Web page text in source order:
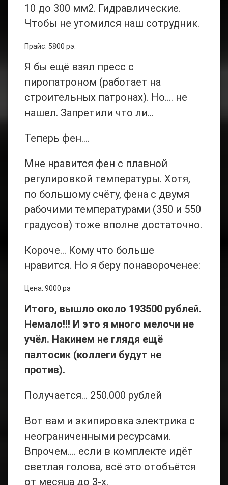
10 до 300 мм2. Гидравлические.
Чтобы не утомился наш сотрудник.
Прайс: 5800 рэ.
Я бы ещё взял пресс с
пиропатроном (работает на
строительных патронах). Но…. не
нашел. Запретили что ли…
Теперь фен….
Мне нравится фен с плавной
регулировкой температуры. Хотя,
по большому счёту, фена с двумя
рабочими температурами (350 и 550
градусов) тоже вполне достаточно.
Короче… Кому что больше
нравится. Но я беру понавороченее:
Цена: 9000 рэ
Итого, вышло около 193500 рублей.
Немало!!! И это я много мелочи не
учёл. Накинем не глядя ещё
палтосик (коллеги будут не
против).
Получается… 250.000 рублей
Вот вам и экипировка электрика с
неограниченными ресурсами.
Впрочем…. если в комплекте идёт
светлая голова, всё это отобъётся
от месяца до 3-х.